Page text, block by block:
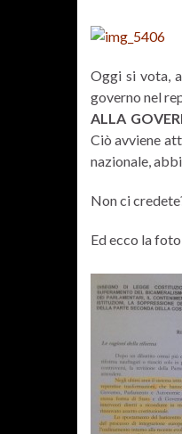
Oggi si vota,
governo nel
ALLA
Ciò avviene
nazionale,
Non ci
Ed ecco la